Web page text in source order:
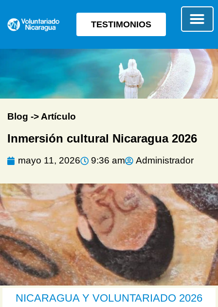
TESTIMONIOS
Blog -> Artículo
Inmersión cultural Nicaragua 2026
mayo 11, 2026 9:36 am Administrador
NICARAGUA Y VOLUNTARIADO 2026